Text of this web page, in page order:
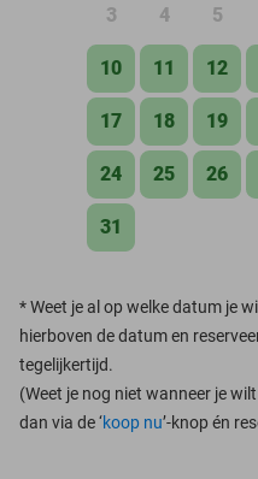
3 4 5
10 11 12
17 18 19
24 25 26
31
*Weet je al op welke datum je
hierboven de datum en
tegelijkertijd.
(Weet je nog niet wanneer je
dan via de ‘koop nu’-knop én